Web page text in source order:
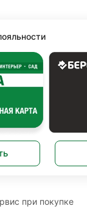
при покупке